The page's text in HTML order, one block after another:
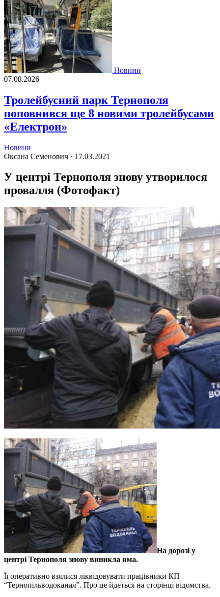
Новини
07.08.2026
Тролейбусний парк Тернополя
поповнився ще 8 новими тролейбусами
«Електрон»
Новини
Оксана Семенович · 17.03.2021
У центрі Тернополя знову утворилося
провалля (Фотофакт)
На дорозі у
центрі Тернополя знову виникла яма.
Її оперативно взялися ліквідовувати працівники КП
“Тернопільводоканал”. Про це йдеться на сторінці відомства.